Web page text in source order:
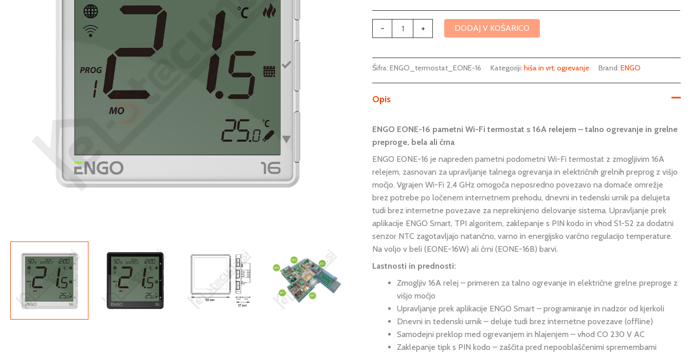
- + DODAJ V KOŠARICO
Šifra:ENGO_termostat_EONE-16 Kategoriji:hiša in vrt,ogrevanje Brand:ENGO
Opis
ENGO EONE-16 pametni Wi-Fi termostat s 16A relejem – talno ogrevanje in grelne
preproge, bela ali črna
ENGO EONE-16 je napreden pametni podometni Wi-Fi termostat z zmogljivim 16A
relejem, zasnovan za upravljanje talnega ogrevanja in električnih grelnih preprog z višjo
močjo. Vgrajen Wi-Fi 2,4 GHz omogoča neposredno povezavo na domače omrežje
brez potrebe po ločenem internetnem prehodu, dnevni in tedenski urnik pa delujeta
tudi brez internetne povezave za neprekinjeno delovanje sistema. Upravljanje prek
aplikacije ENGO Smart, TPI algoritem, zaklepanje s PIN kodo in vhod S1-S2 za dodatni
senzor NTC zagotavljajo natančno, varno in energijsko varčno regulacijo temperature.
Na voljo v beli (EONE-16W) ali črni (EONE-16B) barvi.
Lastnosti in prednosti:
Zmogljiv 16A relej – primeren za talno ogrevanje in električne grelne preproge z
višjo močjo
Upravljanje prek aplikacije ENGO Smart – programiranje in nadzor od kjerkoli
Dnevni in tedenski urnik – deluje tudi brez internetne povezave (offline)
Samodejni preklop med ogrevanjem in hlajenjem – vhod CO 230 V AC
Zaklepanje tipk s PIN kodo – zaščita pred nepooblaščenimi spremembami